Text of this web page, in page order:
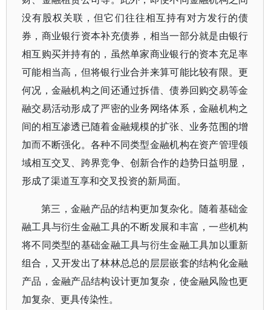
没有股权关联，但它们往往相互持有对方发行的债
券，商业银行资本补充债券，相当一部分就是由银行
相互购买并持有的，虽然单家商业银行的资本充足率
可能相当高，但将银行业合并来算可能比较有限。更
何况，金融机构之间还通过拆借、债券回购交易等金
融交易活动形成了严密的业务网络体系，金融机构之
间的相互渗透已随着金融规模的扩张、业务范围的增
加而不断强化。各种不同类型金融机构在资产管理领
域相互交叉、跨界竞争、创新合作的趋势日益明显，
形成了渠道互享和交叉投资的新局面。
第三，金融产品的结构更加复杂化。随着基础金
融工具与衍生金融工具的不断发展和丰富，一些机构
将不同类型的基础金融工具与衍生金融工具加以重新
组合，又开发出了林林总总的层层嵌套的结构化金融
产品，金融产品结构设计更加复杂，使金融风险也更
加复杂、更具传染性。